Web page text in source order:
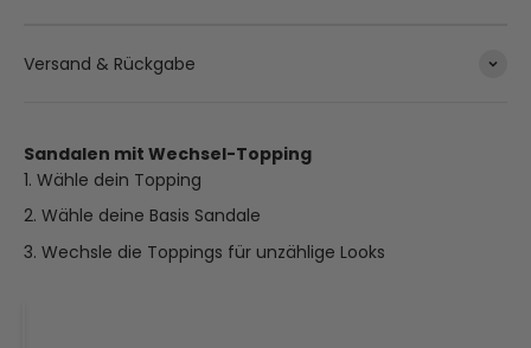
Versand & Rückgabe
Sandalen mit Wechsel-Topping
Wähle dein Topping
Wähle deine Basis Sandale
Wechsle die Toppings für unzählige Looks